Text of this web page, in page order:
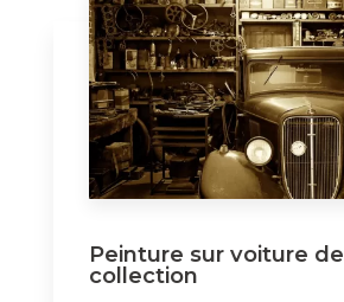
Peinture sur voiture de
collection